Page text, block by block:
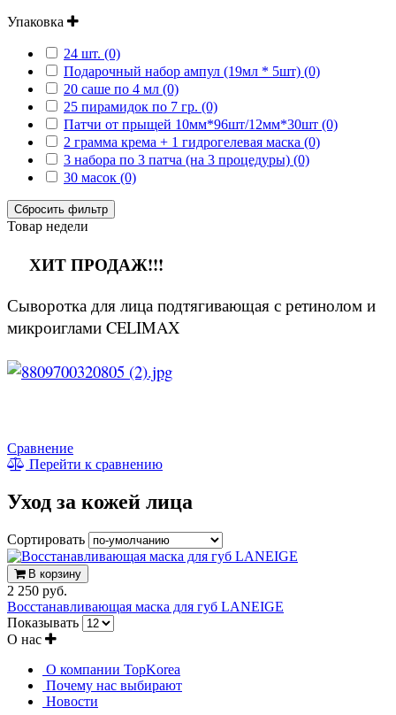
Упаковка
24 шт. (0)
Подарочный набор ампул (19мл * 5шт) (0)
20 саше по 4 мл (0)
25 пирамидок по 7 гр. (0)
Патчи от прыщей 10мм*96шт/12мм*30шт (0)
2 грамма крема + 1 гидрогелевая маска (0)
3 набора по 3 патча (на 3 процедуры) (0)
30 масок (0)
Сбросить фильтр
Товар недели
ХИТ ПРОДАЖ!!!
Сыворотка для лица подтягивающая с ретинолом и
микроиглами CELIMAX
Сравнение
Перейти к сравнению
Уход за кожей лица
Сортировать
В корзину
2 250 руб.
Восстанавливающая маска для губ LANEIGE
Показывать
О нас
О компании TopKorea
Почему нас выбирают
Новости